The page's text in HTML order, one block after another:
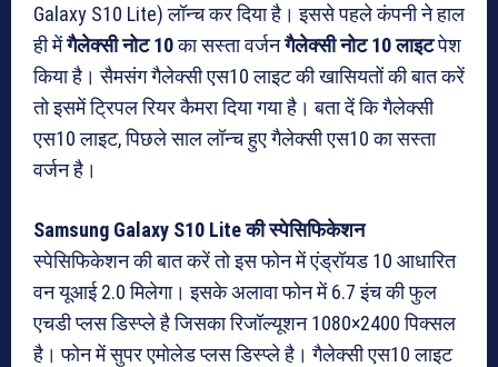
Galaxy S10 Lite) लॉन्च कर दिया है। इससे पहले कंपनी ने हाल
ही मेंगैलेक्सी नोट 10का सस्ता वर्जनगैलेक्सी नोट 10 लाइटपेश
किया है। सैमसंग गैलेक्सी एस10 लाइट की खासियतों की बात करें
तो इसमें ट्रिपल रियर कैमरा दिया गया है। बता दें कि गैलेक्सी
एस10 लाइट, पिछले साल लॉन्च हुए गैलेक्सी एस10 का सस्ता
वर्जन है।
Samsung Galaxy S10 Lite की स्पेसिफिकेशन
स्पेसिफिकेशन की बात करें तो इस फोन में एंड्रॉयड 10 आधारित
वन यूआई 2.0 मिलेगा। इसके अलावा फोन में 6.7 इंच की फुल
एचडी प्लस डिस्प्ले है जिसका रिजॉल्यूशन 1080×2400 पिक्सल
है। फोन में सुपर एमोलेड प्लस डिस्प्ले है। गैलेक्सी एस10 लाइट